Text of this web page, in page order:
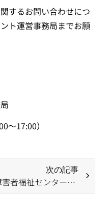
するお問い合わせにつ
ト運営事務局までお願
～17:00）
次の記事
障害者福祉センター利用情報ガイド 4～5月分